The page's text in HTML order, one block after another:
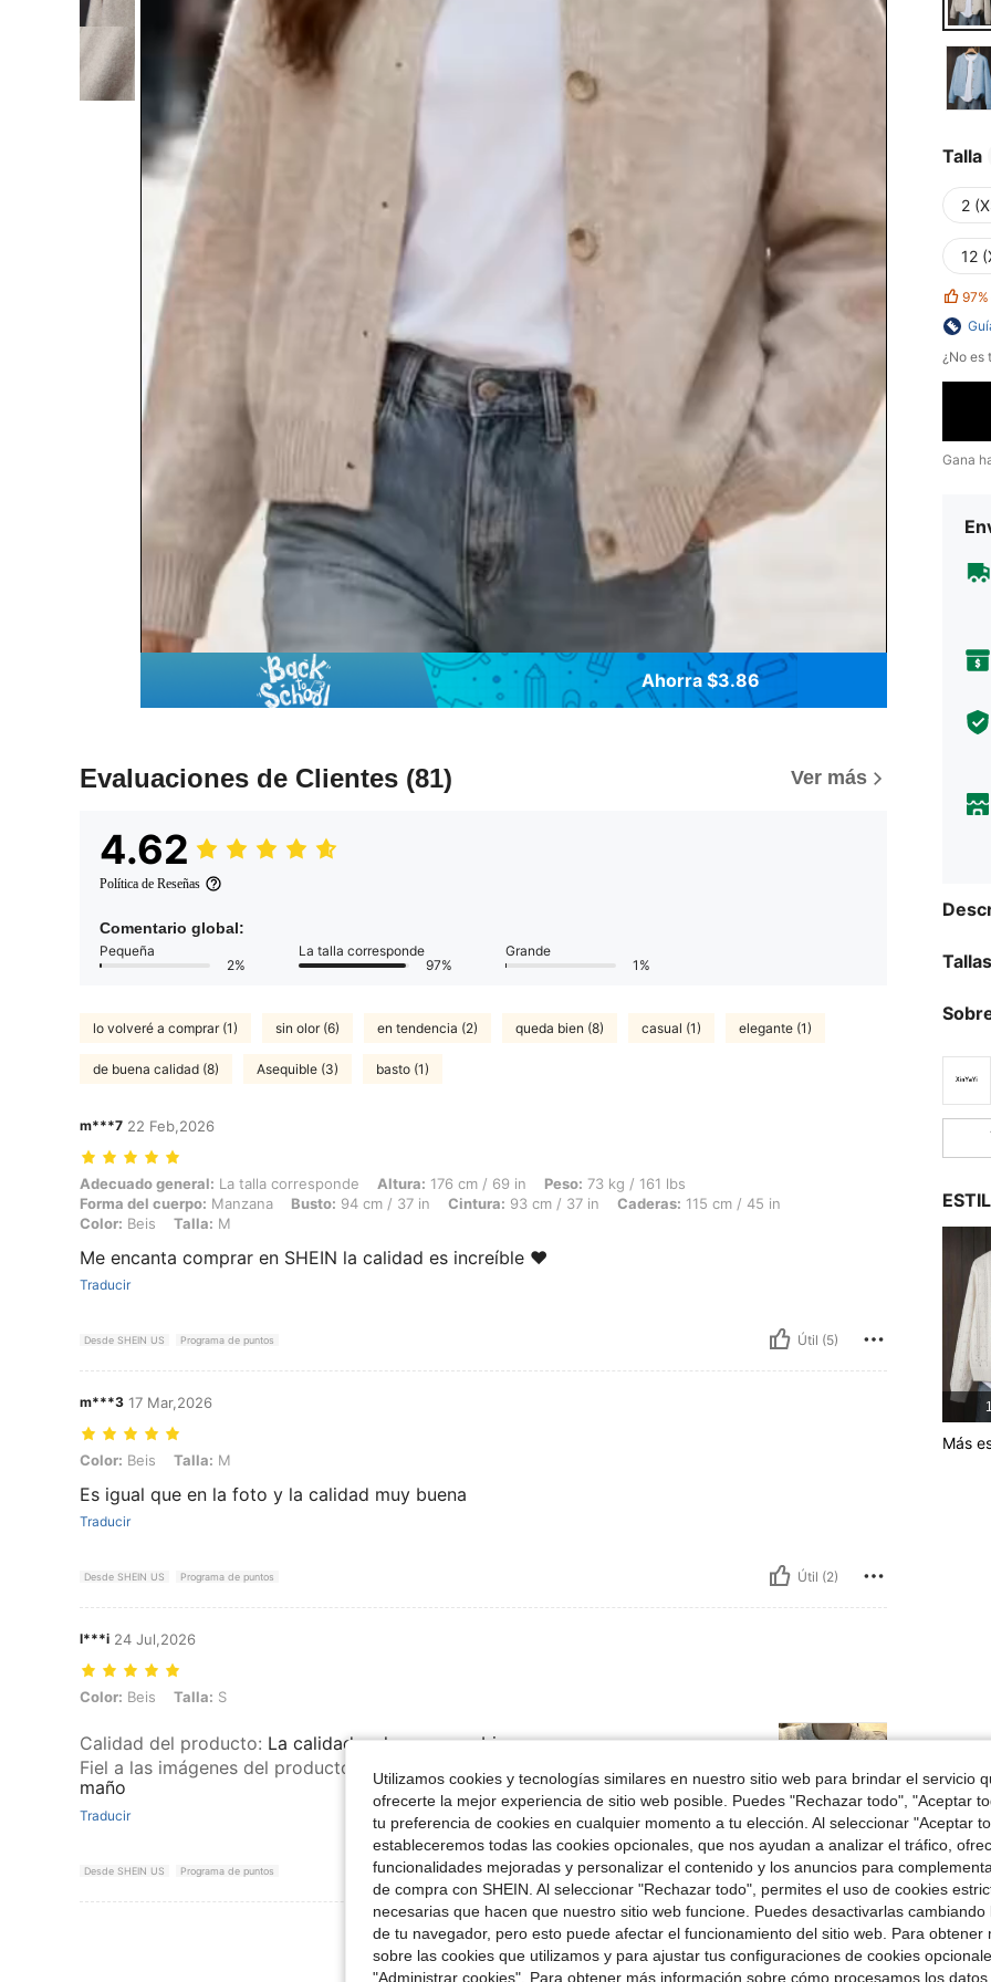
Ahorra $3.86
Evaluaciones de Clientes (81) Ver más
4.62
Política de Reseñas
Comentario global:
Pequeña
2%
La talla corresponde
97%
Grande
1%
lo volveré a comprar (1) sin olor (6) en tendencia (2) queda bien (8) casual (1) elegante (1)
de buena calidad (8) Asequible (3) basto (1)
m***7 22 Feb,2026
Adecuado general: La talla corresponde, Altura: 176 cm / 69 in, Peso: 73 kg / 161 lbs, Forma del cuerpo: Manzana, Busto: 94 cm / 37 in, Cintura: 93
Adecuado general: La talla corresponde Altura: 176 cm / 69 in Peso: 73 kg / 161 lbs
Forma del cuerpo: Manzana Busto: 94 cm / 37 in Cintura: 93 cm / 37 in Caderas: 115 cm / 45 in
Color: Beis Talla: M
Me encanta comprar en SHEIN la calidad es increíble ♥️
Traducir
Desde SHEIN US Programa de puntos Útil (5)
m***3 17 Mar,2026
Color: Beis, Talla: M
Color: Beis Talla: M
Es igual que en la foto y la calidad muy buena
Traducir
Desde SHEIN US Programa de puntos Útil (2)
l***i 24 Jul,2026
Color: Beis, Talla: S
Color: Beis Talla: S
Calidad del producto: La calidad es hermosa, y bien gruesa
Fiel a las imágenes del producto
Totalmente igual a la imagen, coincide con el ta
maño
Traducir
Desde SHEIN US Programa de puntos Útil (1)
Ver Más Reseñas
Talla
2
12
97%
¿No es
Gana
Más
Utilizamos cookies y tecnologías similares en nuestro sitio web para brindar el servicio
ofrecerte la mejor experiencia de sitio web posible. Puedes "Rechazar todo", "Aceptar
tu preferencia de cookies en cualquier momento a tu elección. Al seleccionar "Aceptar
estableceremos todas las cookies opcionales, que nos ayudan a analizar el tráfico,
funcionalidades mejoradas y personalizar el contenido y los anuncios para
de compra con SHEIN. Al seleccionar "Rechazar todo", permites el uso de cookies
necesarias que hacen que nuestro sitio web funcione. Puedes desactivarlas cambiando
de tu navegador, pero esto puede afectar el funcionamiento del sitio web. Para obtener
sobre las cookies que utilizamos y para ajustar tus configuraciones de cookies
"Administrar cookies". Para obtener más información sobre cómo procesamos los datos